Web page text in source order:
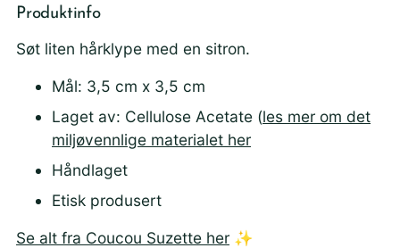
Produktinfo
Søt liten hårklype med en sitron.
Mål: 3,5 cm x 3,5 cm
Laget av: Cellulose Acetate (les mer om det
miljøvennlige materialet her
Håndlaget
Etisk produsert
Se alt fra Coucou Suzette her ✨